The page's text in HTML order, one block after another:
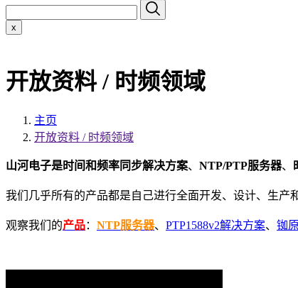
x
开放资料 / 时频领域
主页
开放资料 / 时频领域
山河电子是时间和频率同步解决方案、 NTP/PTP服务器、
我们几乎所有的产品都是自己进行全面开发、设计、生
观察我们的产品： NTP服务器、 PTP1588v2解决方案、 铷